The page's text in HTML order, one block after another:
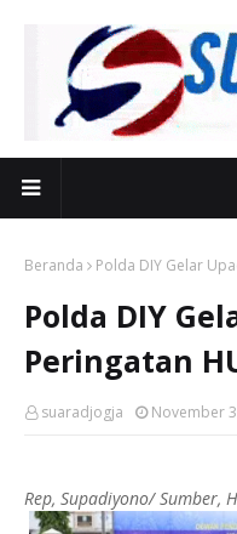
Beranda Polda DIY Gelar
Polda DIY
Peringatan
suaradjogja November
Rep, Supadiyono/ Sumber,